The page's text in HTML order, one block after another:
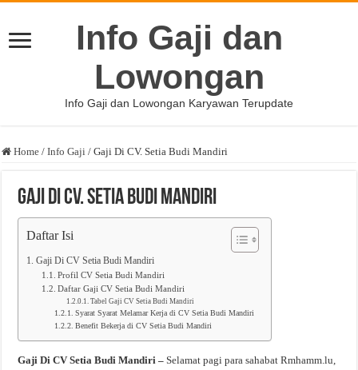
Info Gaji dan
Lowongan
Info Gaji dan Lowongan Karyawan Terupdate
Home / Info Gaji / Gaji Di CV. Setia Budi Mandiri
Gaji Di CV. Setia Budi Mandiri
Daftar Isi
Gaji Di CV Setia Budi Mandiri
Profil CV Setia Budi Mandiri
Daftar Gaji CV Setia Budi Mandiri
Tabel Gaji CV Setia Budi Mandiri
Syarat Syarat Melamar Kerja di CV Setia Budi Mandiri
Benefit Bekerja di CV Setia Budi Mandiri
Gaji Di CV Setia Budi Mandiri –Selamat pagi para sahabat Rmhamm.lu,